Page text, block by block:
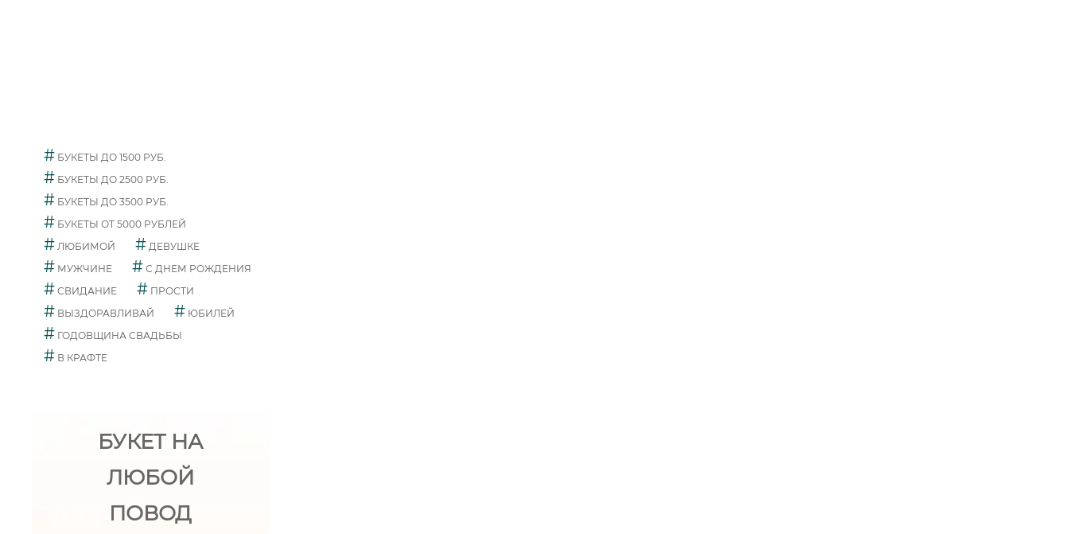
# БУКЕТЫ ДО 1500 РУБ.
# БУКЕТЫ ДО 2500 РУБ.
# БУКЕТЫ ДО 3500 РУБ.
# БУКЕТЫ ОТ 5000 РУБЛЕЙ
# ЛЮБИМОЙ # ДЕВУШКЕ
# МУЖЧИНЕ # С ДНЕМ РОЖДЕНИЯ
# СВИДАНИЕ # ПРОСТИ
# ВЫЗДОРАВЛИВАЙ # ЮБИЛЕЙ
# ГОДОВЩИНА СВАДЬБЫ
# В КРАФТЕ
БУКЕТ НА
ЛЮБОЙ
ПОВОД